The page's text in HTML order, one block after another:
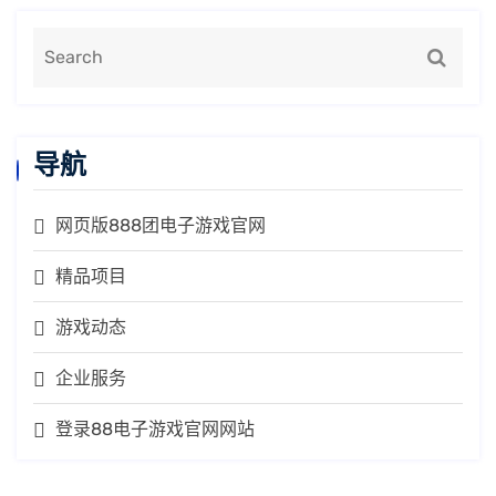
导航
网页版888团电子游戏官网
精品项目
游戏动态
企业服务
登录88电子游戏官网网站